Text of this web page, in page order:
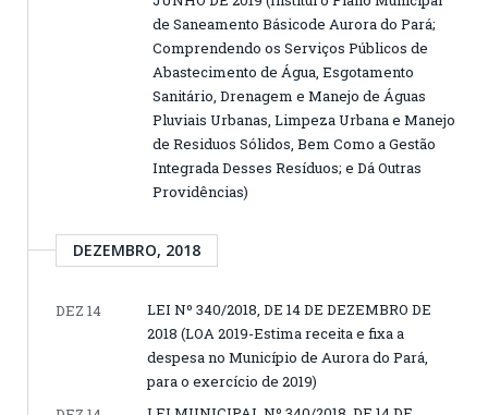
de Saneamento Básicode Aurora do Pará;
Comprendendo os Serviços Públicos de
Abastecimento de Água, Esgotamento
Sanitário, Drenagem e Manejo de Águas
Pluviais Urbanas, Limpeza Urbana e Manejo
de Residuos Sólidos, Bem Como a Gestão
Integrada Desses Resíduos; e Dá Outras
Providências)
DEZEMBRO, 2018
DEZ 14
LEI Nº 340/2018, DE 14 DE DEZEMBRO DE
2018 (LOA 2019-Estima receita e fixa a
despesa no Município de Aurora do Pará,
para o exercício de 2019)